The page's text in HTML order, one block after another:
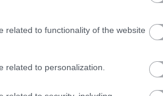
related to functionality of the website
related to personalization.